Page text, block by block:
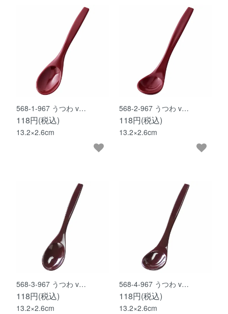
568-1-967 うつわ v…
118円(税込)
13.2×2.6cm
568-2-967 うつわ v…
118円(税込)
13.2×2.6cm
568-3-967 うつわ v…
118円(税込)
13.2×2.6cm
568-4-967 うつわ v…
118円(税込)
13.2×2.6cm